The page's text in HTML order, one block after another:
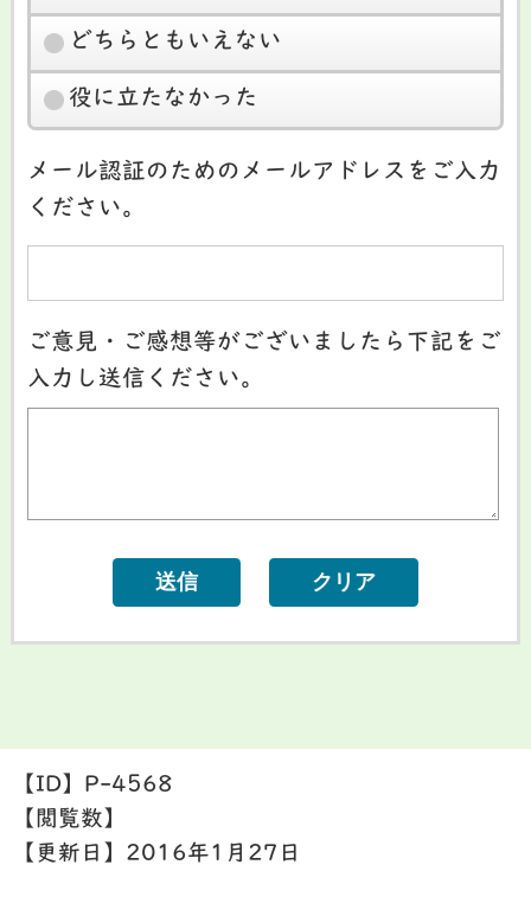
どちらともいえない
役に立たなかった
メール認証のためのメールアドレスをご入力
ください。
ご意見・ご感想等がございましたら下記をご
入力し送信ください。
【ID】 P-4568
【閲覧数】
【更新日】 2016年1月27日